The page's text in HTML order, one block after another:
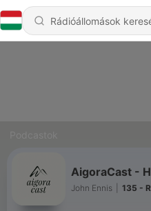
AigoraCast -
John Ennis 135 -